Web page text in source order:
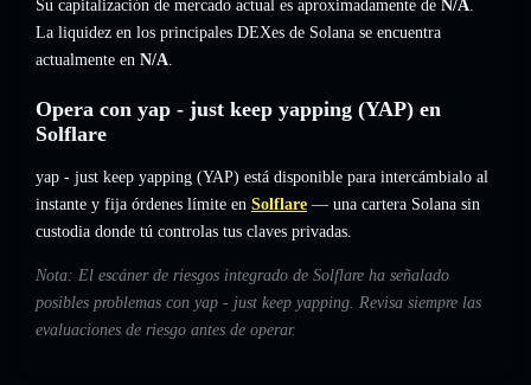
Su capitalización de mercado actual es aproximadamente de N/A.
La liquidez en los principales DEXes de Solana se encuentra
actualmente en N/A.
Opera con yap - just keep yapping (YAP) en
Solflare
yap - just keep yapping (YAP) está disponible para intercámbialo al
instante y fija órdenes límite en Solflare — una cartera Solana sin
custodia donde tú controlas tus claves privadas.
Nota: El escáner de riesgos integrado de Solflare ha señalado
posibles problemas con yap - just keep yapping. Revisa siempre las
evaluaciones de riesgo antes de operar.